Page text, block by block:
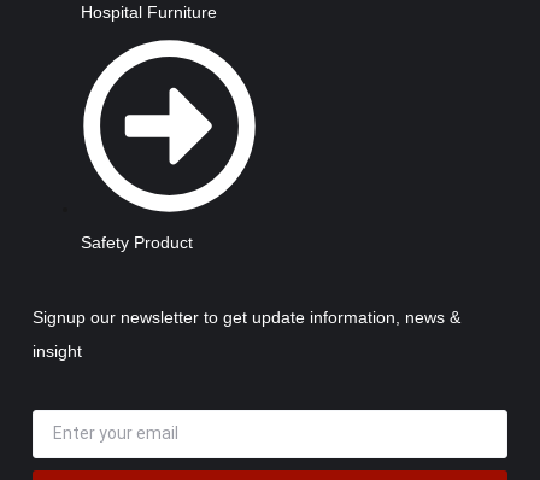
Hospital Furniture
Safety Product
Signup our newsletter to get update information, news &
insight